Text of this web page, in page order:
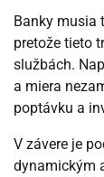
Banky musia
pretože tieto
službách.
a miera
poptávku a
V závere je
dynamickým